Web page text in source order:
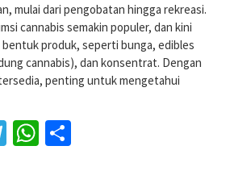
mulai dari pengobatan hingga rekreasi.
cannabis semakin populer, dan kini
bentuk produk, seperti bunga, edibles
cannabis), dan konsentrat. Dengan
penting untuk mengetahui
Telegram
WhatsApp